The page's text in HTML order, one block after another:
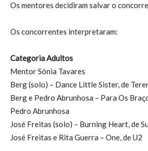
Os mentores decidiram salvar o
Os concorrentes interpretaram:
Categoria Adultos
Mentor Sónia Tavares
Berg (solo) – Dance Little Sister, de
Berg e Pedro Abrunhosa – Para Os
Pedro Abrunhosa
José Freitas (solo) – Burning Heart, de
José Freitas e Rita Guerra – One, de U2